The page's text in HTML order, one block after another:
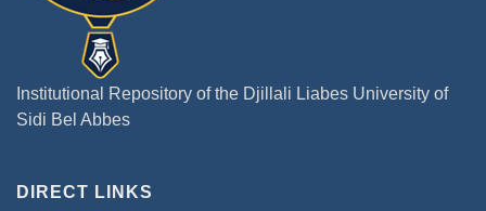
Institutional Repository of the Djillali Liabes University of
Sidi Bel Abbes
DIRECT LINKS